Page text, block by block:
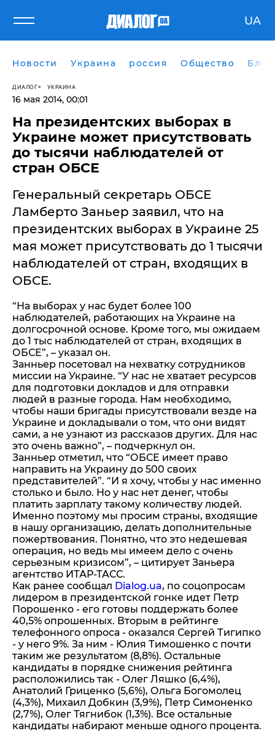
UA
Новости Украина россия Общество
ДИАЛОГ УКРАИНА
16 мая 2014, 00:01
На президентских выборах в
Украине может присутствовать
до тысячи наблюдателей от
стран ОБСЕ
Генеральный секретарь ОБСЕ
Ламберто Заньер заявил, что на
президентских выборах в Украине 25
мая может присутствовать до 1 тысячи
наблюдателей от стран, входящих в
ОБСЕ.
“На выборах у нас будет более 100
наблюдателей, работающих на Украине на
долгосрочной основе. Кроме того, мы ожидаем
до 1 тыс наблюдателей от стран, входящих в
ОБСЕ”, – указал он.
Занньер посетовал на нехватку сотрудников
миссии на Украине. “У нас не хватает ресурсов
для подготовки докладов и для отправки
людей в разные города. Нам необходимо,
чтобы наши бригады присутствовали везде на
Украине и докладывали о том, что они видят
сами, а не узнают из рассказов других. Для нас
это очень важно”, – подчеркнул он.
Занньер отметил, что “ОБСЕ имеет право
направить на Украину до 500 своих
представителей”. “И я хочу, чтобы у нас именно
столько и было. Но у нас нет денег, чтобы
платить зарплату такому количеству людей.
Именно поэтому мы просим страны, входящие
в нашу организацию, делать дополнительные
пожертвования. Понятно, что это недешевая
операция, но ведь мы имеем дело с очень
серьезным кризисом”, – цитирует Заньера
агентство ИТАР-ТАСС.
Как ранее сообщал Dialog.ua, по соцопросам
лидером в президентской гонке идет Петр
Порошенко - его готовы поддержать более
40,5% опрошенных. Вторым в рейтинге
телефонного опроса - оказался Сергей Тигипко
- у него 9%. За ним - Юлия Тимошенко с почти
таким же результатом (8,8%). Остальные
кандидаты в порядке снижения рейтинга
расположились так - Олег Ляшко (6,4%),
Анатолий Гриценко (5,6%), Ольга Богомолец
(4,3%), Михаил Добкин (3,9%), Петр Симоненко
(2,7%), Олег Тягнибок (1,3%). Все остальные
кандидаты набирают меньше одного процента.